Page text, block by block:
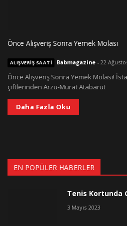
Önce Alışveriş Sonra Yemek Molası
ALIŞVERIŞ SAATI Babmagazine -22
Önce Alışveriş Sonra Yemek Molası!
çiftlerinden Arzu-Murat Atabarut
Daha Fazla Oku
EN POPÜLER HABERLER
Tenis Kortunda
3 Mayıs 2023